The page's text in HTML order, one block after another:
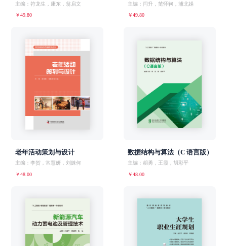
主编：符龙生，康东，翁启文
￥49.80
主编：闫升，范怀轲，浦北娟
￥49.80
老年活动策划与设计
主编：李贺，常慧妍，刘姝何
￥48.00
数据结构与算法（C 语言版）
主编：胡勇，王霞，胡彩平
￥48.00